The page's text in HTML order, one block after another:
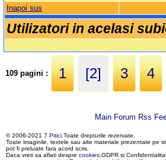
Inapoi sus
Utilizatori in acelasi
109 pagini : 1 [2] 3 4
Main Forum Rss
© 2006-2021 7 Pitici.Toate drepturile rezervate.
Toate imaginile, textele sau alte materiale prezentate pe
pot fi preluate fara acord scris.
Daca vreti sa aflati despre cookies,GDPR si